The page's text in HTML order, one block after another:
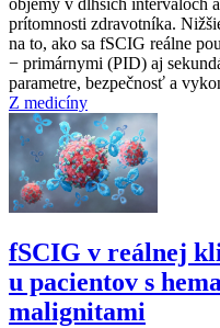
prítomnosti zdravotníka.
na to, ako sa fSCIG reálne
−⁠ primárnymi (PID) aj
parametre, bezpečnosť a
Z medicíny
fSCIG v reálnej
u pacientov s
malignitami